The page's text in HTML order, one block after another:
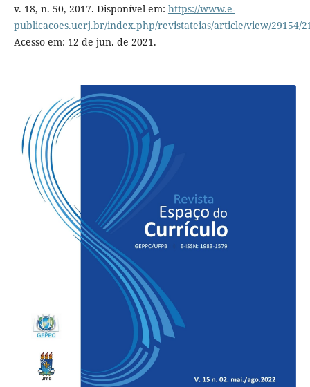
v. 18, n. 50, 2017. Disponível em: https://www.e-
publicacoes.uerj.br/index.php/revistateias/article/view/29154/
Acesso em: 12 de jun. de 2021.